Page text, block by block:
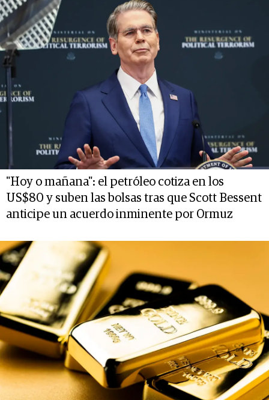
"Hoy o mañana": el petróleo cotiza en los
US$80 y suben las bolsas tras que Scott Bessent
anticipe un acuerdo inminente por Ormuz